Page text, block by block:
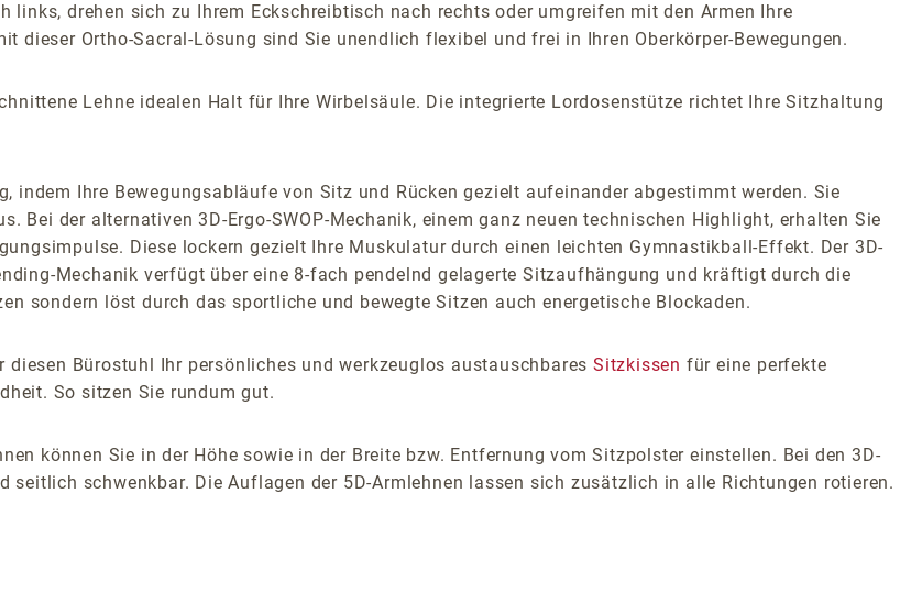
links, drehen sich zu Ihrem Eckschreibtisch nach rechts oder umgreifen mit den Armen Ihre
dieser Ortho-Sacral-Lösung sind Sie unendlich flexibel und frei in Ihren Oberkörper-Bewegungen.
Lehne idealen Halt für Ihre Wirbelsäule. Die integrierte Lordosenstütze richtet Ihre Sitzhaltung
indem Ihre Bewegungsabläufe von Sitz und Rücken gezielt aufeinander abgestimmt werden. Sie
Bei der alternativen 3D-Ergo-SWOP-Mechanik, einem ganz neuen technischen Highlight, erhalten Sie
Diese lockern gezielt Ihre Muskulatur durch einen leichten Gymnastikball-Effekt. Der 3D-
Mechanik verfügt über eine 8-fach pendelnd gelagerte Sitzaufhängung und kräftigt durch die
sondern löst durch das sportliche und bewegte Sitzen auch energetische Blockaden.
Bürostuhl Ihr persönliches und werkzeuglos austauschbares Sitzkissen für eine perfekte
So sitzen Sie rundum gut.
können Sie in der Höhe sowie in der Breite bzw. Entfernung vom Sitzpolster einstellen. Bei den 3D-
schwenkbar. Die Auflagen der 5D-Armlehnen lassen sich zusätzlich in alle Richtungen rotieren.